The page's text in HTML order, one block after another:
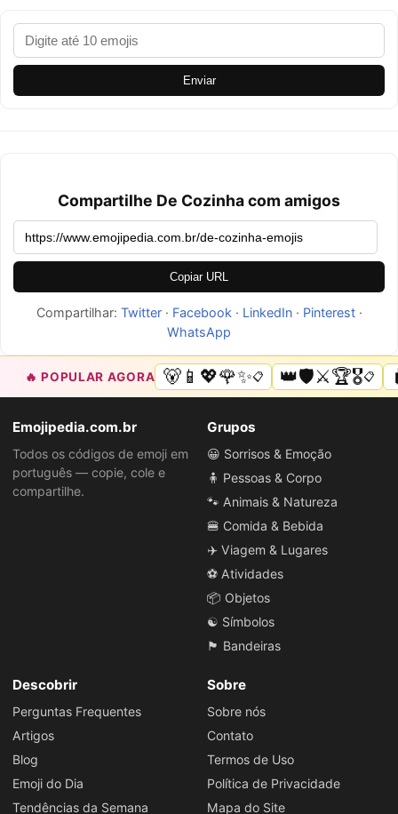
Enviar
Compartilhe De Cozinha com amigos
Copiar URL
Compartilhar: Twitter· Facebook · LinkedIn· Pinterest·
WhatsApp
🔥 POPULAR AGORA 🐻📱💖🌹✨📋 👑🛡️⚔️🏆🎖️📋
Emojipedia.com.br
Todos os códigos de emoji em
português — copie, cole e
compartilhe.
Grupos
😀 Sorrisos & Emoção
🧍 Pessoas & Corpo
🐾 Animais & Natureza
🍔 Comida & Bebida
✈️ Viagem & Lugares
⚽ Atividades
📦 Objetos
☯️ Símbolos
🏴 Bandeiras
Descobrir
Perguntas Frequentes
Artigos
Blog
Emoji do Dia
Tendências da Semana
Sobre
Sobre nós
Contato
Termos de Uso
Política de Privacidade
Mapa do Site